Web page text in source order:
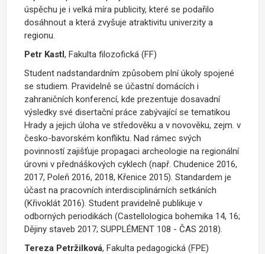
úspěchu je i velká míra publicity, které se podařilo
dosáhnout a která zvyšuje atraktivitu univerzity a
regionu.
Petr Kastl, Fakulta filozofická (FF)
Student nadstandardním způsobem plní úkoly spojené
se studiem. Pravidelně se účastní domácích i
zahraničních konferencí, kde prezentuje dosavadní
výsledky své disertační práce zabývající se tematikou
Hrady a jejich úloha ve středověku a v novověku, zejm. v
česko-bavorském konfliktu. Nad rámec svých
povinností zajišťuje propagaci archeologie na regionální
úrovni v přednáškových cyklech (např. Chudenice 2016,
2017, Poleň 2016, 2018, Křenice 2015). Standardem je
účast na pracovních interdisciplinárních setkáních
(Křivoklát 2016). Student pravidelně publikuje v
odborných periodikách (Castellologica bohemika 14, 16;
Dějiny staveb 2017; SUPPLÉMENT 108 - ČAS 2018).
Tereza Petržilková, Fakulta pedagogická (FPE)